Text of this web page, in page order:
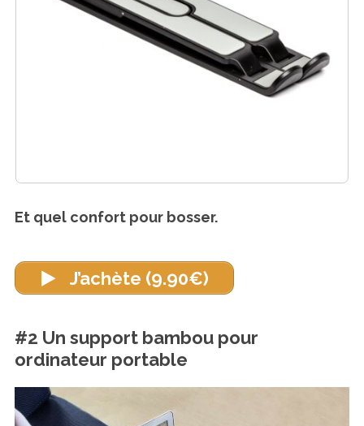
Et quel confort pour bosser.
J’achète (9.90€)
#2 Un support bambou pour
ordinateur portable